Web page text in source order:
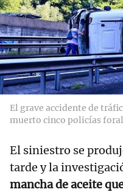
El grave accidente de
muerto cinco policías
El siniestro se
tarde y la
mancha de aceite